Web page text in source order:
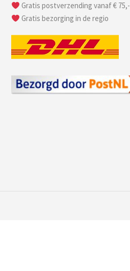
Gratis postverzending vanaf € 75,-
Gratis bezorging in de regio